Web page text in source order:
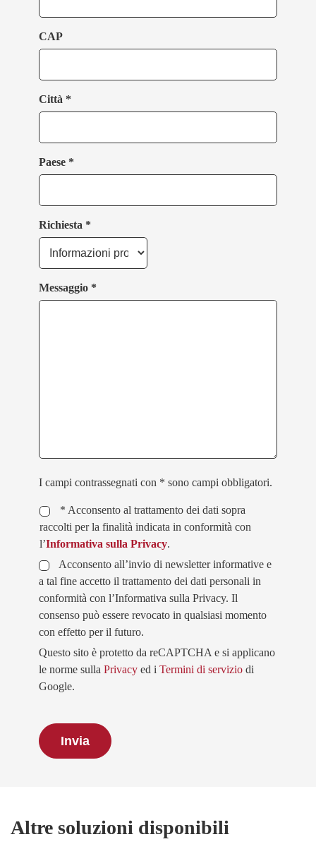
CAP
Città *
Paese *
Richiesta *
Messaggio *
I campi contrassegnati con * sono campi obbligatori.
* Acconsento al trattamento dei dati sopra
raccolti per la finalità indicata in conformità con
l’Informativa sulla Privacy.
Acconsento all’invio di newsletter informative e
a tal fine accetto il trattamento dei dati personali in
conformità con l’Informativa sulla Privacy. Il
consenso può essere revocato in qualsiasi momento
con effetto per il futuro.
Questo sito è protetto da reCAPTCHA e si applicano
le norme sulla Privacy ed i Termini di servizio di
Google.
Altre soluzioni disponibili